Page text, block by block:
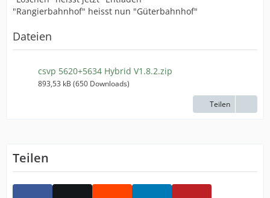
"Rangierbahnhof" heisst nun "Güterbahnhof"
Dateien
csvp 5620+5634 Hybrid V1.8.2.zip
893,53 kB (650 Downloads)
Teilen
Teilen